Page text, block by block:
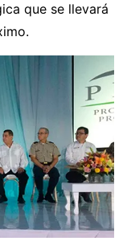
que se llevará